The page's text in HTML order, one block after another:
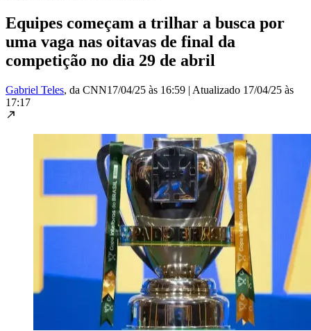
Equipes começam a trilhar a busca por
uma vaga nas oitavas de final da
competição no dia 29 de abril
Gabriel Teles, da CNN17/04/25 às 16:59 | Atualizado 17/04/25 às
17:17